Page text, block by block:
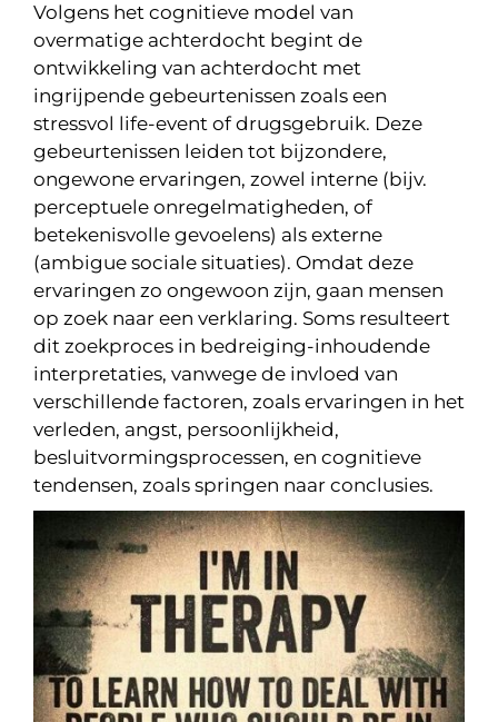
Volgens het cognitieve model van
overmatige achterdocht begint de
ontwikkeling van achterdocht met
ingrijpende gebeurtenissen zoals een
stressvol life-event of drugsgebruik. Deze
gebeurtenissen leiden tot bijzondere,
ongewone ervaringen, zowel interne (bijv.
perceptuele onregelmatigheden, of
betekenisvolle gevoelens) als externe
(ambigue sociale situaties). Omdat deze
ervaringen zo ongewoon zijn, gaan mensen
op zoek naar een verklaring. Soms resulteert
dit zoekproces in bedreiging-inhoudende
interpretaties, vanwege de invloed van
verschillende factoren, zoals ervaringen in het
verleden, angst, persoonlijkheid,
besluitvormingsprocessen, en cognitieve
tendensen, zoals springen naar conclusies.